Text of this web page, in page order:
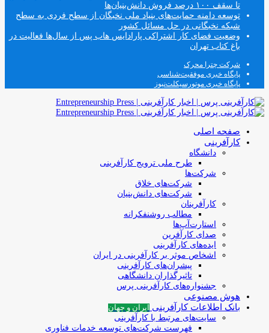
تا سقف ۱۰۰ درصد فروش دانش‌بنیان‌ها
توسعه دامنه حمایت‌های بنیاد ملی نخبگان از سطح فردی به سطح
شبکه نخبگانی در حل مسائل کشور
وضعیت فضای کار اشتراکی پارادایس هاب پس از سال‌ها فعالیت در
باغ کتاب تهران
شرکت چترا محرک
پایگاه خبری موفقیت‌شناسی
پایگاه خبری موتورسیکلت‌نیوز
صفحه اصلی
کارآفرینی
دانشگاه
طرح ملی ترویج کارآفرینی
شرکت‌ها
شرکت‌های خلاق
شرکت‌های دانش‌بنیان
کارآفرینان
مطالب روشنفکرانه
استارت‌آپ‌ها
صدای کارآفرین
ایده‌های کارآفرینی
اشخاص موثر بر کارآفرینی در ایران
پیشران‌های کارآفرینی
تاثیرگذاران دانشگاهی
جشنواره‌های کارآفرینی‌ پرس
هوش مصنوعی
بانک اطلاعات کارآفرینی
ایران و جهان
سایت‌های مرتبط با کارآفرینی
فهرست شرکت‌های‌‌ توسعه‌ خدمات فناوری